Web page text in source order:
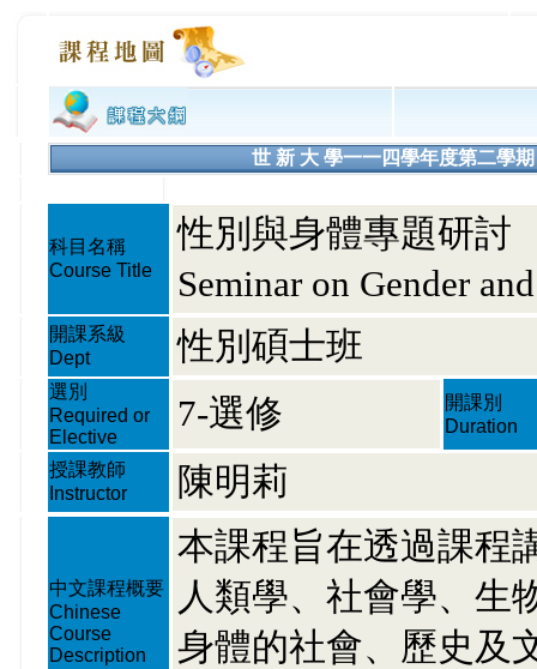
世 新 大 學一一四學年度第二學
科目名稱
Course Title
性別與身體專題研討
Seminar on Gender
開課系級
Dept
性別碩士班
選別
Required or
Elective
7-選修
開課別
Duration
授課教師
Instructor
陳明莉
中文課程概要
Chinese
Course
Description
本課程旨在透過課程
人類學、社會學、生
身體的社會、歷史及